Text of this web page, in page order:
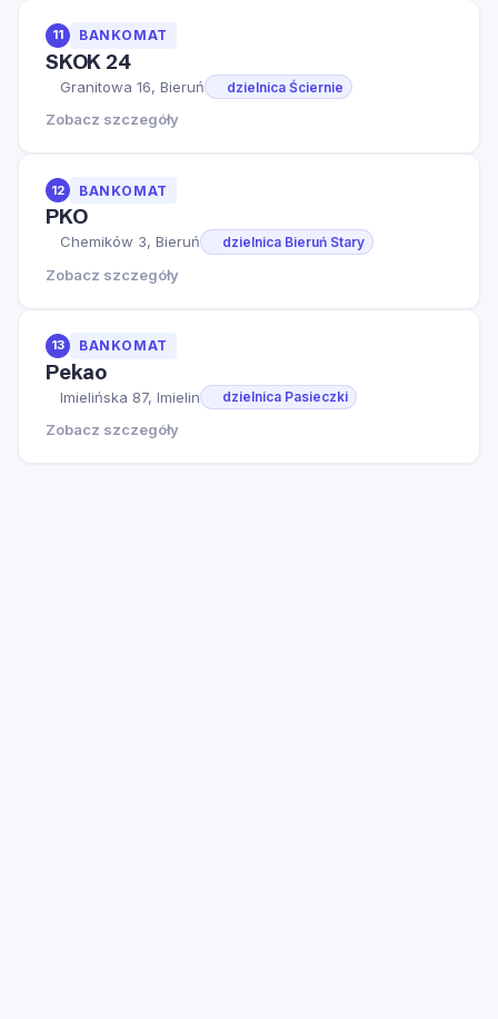
11 BANKOMAT
SKOK 24
Granitowa 16, Bieruń dzielnica Ściernie
Zobacz szczegóły
12 BANKOMAT
PKO
Chemików 3, Bieruń dzielnica Bieruń Stary
Zobacz szczegóły
13 BANKOMAT
Pekao
Imielińska 87, Imielin dzielnica Pasieczki
Zobacz szczegóły